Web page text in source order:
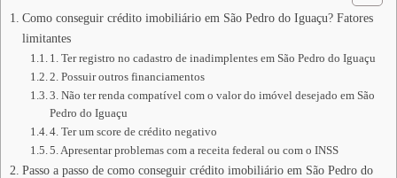
Como conseguir crédito imobiliário em São Pedro do Iguaçu? Fatores
limitantes
1. Ter registro no cadastro de inadimplentes em São Pedro do Iguaçu
2. Possuir outros financiamentos
3. Não ter renda compatível com o valor do imóvel desejado em São
Pedro do Iguaçu
4. Ter um score de crédito negativo
5. Apresentar problemas com a receita federal ou com o INSS
Passo a passo de como conseguir crédito imobiliário em São Pedro do